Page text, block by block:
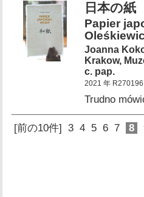
日本の
Papier
Joanna
Krakow,
c. pap.
2021 年 R270196
Trudno
[前の10件] 3 4 5 6 7 8